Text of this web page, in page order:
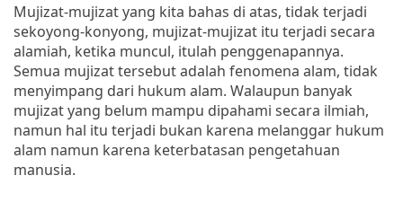
Mujizat-mujizat yang kita bahas di atas, tidak terjadi
sekoyong-konyong, mujizat-mujizat itu terjadi secara
alamiah, ketika muncul, itulah penggenapannya.
Semua mujizat tersebut adalah fenomena alam, tidak
menyimpang dari hukum alam. Walaupun banyak
mujizat yang belum mampu dipahami secara ilmiah,
namun hal itu terjadi bukan karena melanggar hukum
alam namun karena keterbatasan pengetahuan
manusia.